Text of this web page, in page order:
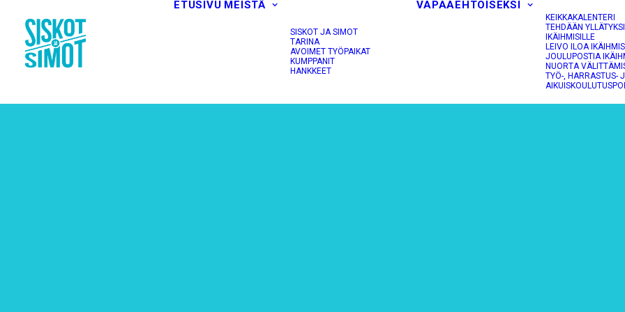
ETUSIVU MEISTÄ
SISKOT JA SIMOT
TARINA
AVOIMET TYÖPAIKAT
KUMPPANIT
HANKKEET
VAPAAEHTOISEKSI
KEIKKAKALENTERI
TEHDÄÄN
IKÄIHMISILLE
LEIVO ILOA
JOULUPOSTIA
NUORTA
TYÖ-, HARRASTUS-